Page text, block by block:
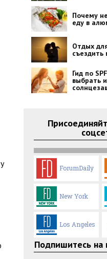
Почему
еду в
Отдых
Гид по
выбрать
ForumDaily
New York
Los Angeles
Подпишитесь на